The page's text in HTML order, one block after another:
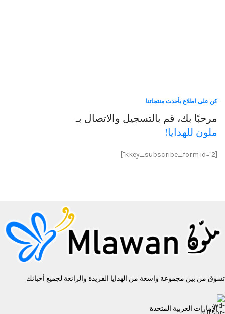
كن على اطلاع بأحدث منتجاتنا
مرحبًا بك، قم بالتسجيل والاتصال بـ
ملون للهدايا!
[kkey_subscribe_form id="2"]
تسوق من بين مجموعة واسعة من الهدايا الفريدة والرائعة لجميع أحبائك
الإمارات العربية المتحدة